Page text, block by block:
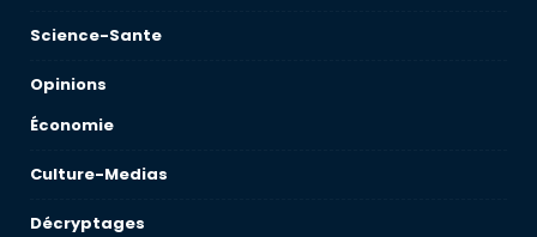
Science-Sante
Opinions
Économie
Culture-Medias
Décryptages